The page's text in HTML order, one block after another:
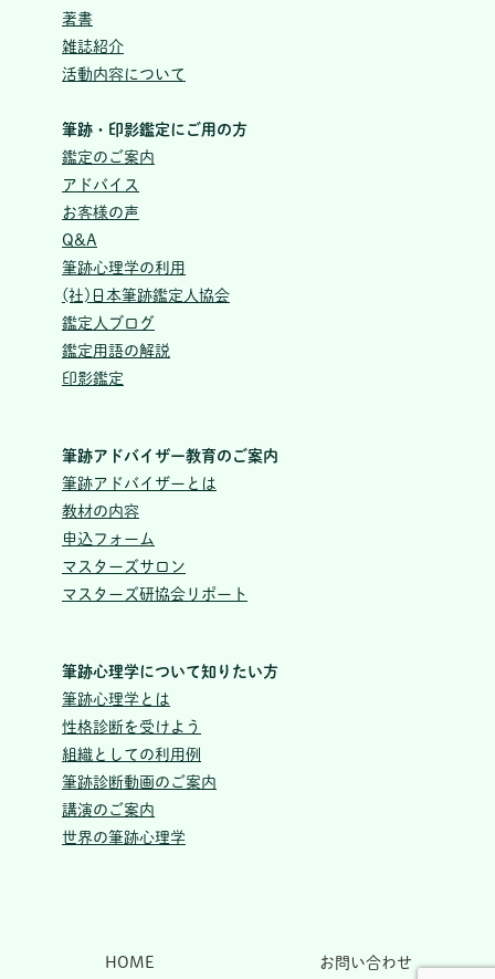
著書
雑誌紹介
活動内容について
筆跡・印影鑑定にご用の方
鑑定のご案内
アドバイス
お客様の声
Q&A
筆跡心理学の利用
(社)日本筆跡鑑定人協会
鑑定人ブログ
鑑定用語の解説
印影鑑定
筆跡アドバイザー教育のご案内
筆跡アドバイザーとは
教材の内容
申込フォーム
マスターズサロン
マスターズ研協会リポート
筆跡心理学について知りたい方
筆跡心理学とは
性格診断を受けよう
組織としての利用例
筆跡診断動画のご案内
講演のご案内
世界の筆跡心理学
HOME お問い合わせ